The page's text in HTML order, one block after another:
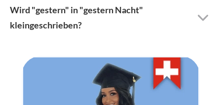
Wird "gestern" in "gestern Nacht"
kleingeschrieben?